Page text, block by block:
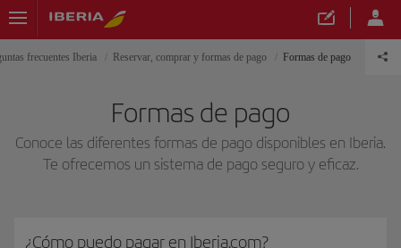
frecuentes Iberia Reservar, comprar y formas de pago Formas de pago
Formas de pago
Conoce las diferentes formas de pago disponibles en Iberia.
Te ofrecemos un sistema de pago seguro y eficaz.
¿Cómo puedo pagar en Iberia.com?